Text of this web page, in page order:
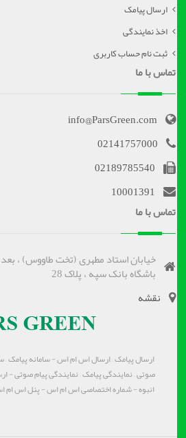
ارسال پیامک
اخذ نمایندگی
ثبت نام حساب کاربری
تماس با ما
info@ParsGreen.com
02141757000
02189785540
10001391
تماس با ما
خیابان استاد مطهری (تخت طاووس) ، بعد
باشگاه بانک سپه ، پلاک 28
نقشه
ارسال پیامک – ارسال اس ام اس - سامانه پیامک –
صوتی – نمایندگی پیامک – نمایندگی پیام صوتی -
انبوه - شماره اختصاصی اس ام اس - پنل اس ام